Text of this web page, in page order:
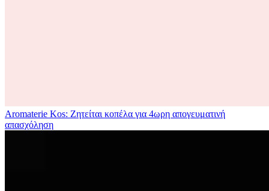
Aromaterie Kos: Ζητείται κοπέλα για 4ωρη απογευματινή
απασχόληση